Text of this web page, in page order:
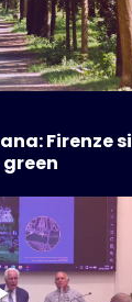
Firenze si